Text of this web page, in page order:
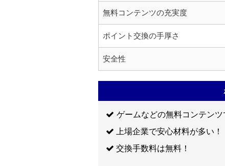
無料コンテンツの充実度
ポイント交換の手厚さ
安全性
ゲームなどの無料コンテンツ
上場企業で安心材料が多い！
交換手数料は無料！